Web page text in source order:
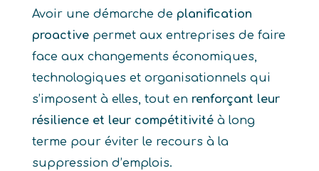
Avoir une démarche de planification
proactivepermet aux entreprises de faire
face aux changements économiques,
technologiques et organisationnels qui
s’imposent à elles, tout en renforçant leur
résilience et leur compétitivitéà long
terme pour éviter le recours à la
suppression d’emplois.